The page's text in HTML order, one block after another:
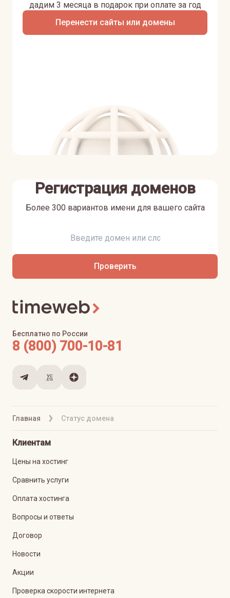
Перенести сайты или домены
дадим 3 месяца в подарок при оплате за год
Регистрация доменов
Более 300 вариантов имени для вашего сайта
Проверить
Главная Статус домена
Бесплатно по России
8 (800) 700-10-81
Клиентам
Цены на хостинг
Сравнить услуги
Оплата хостинга
Вопросы и ответы
Договор
Новости
Акции
Проверка скорости интернета